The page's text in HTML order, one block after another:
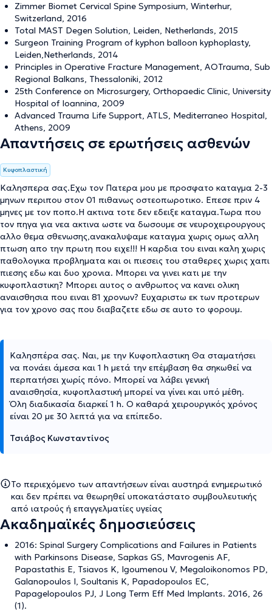
Zimmer Biomet Cervical Spine Symposium, Winterhur,
Switzerland, 2016
Total MAST Degen Solution, Leiden, Netherlands, 2015
Surgeon Training Program of kyphon balloon kyphoplasty,
Leiden,Netherlands, 2014
Principles in Operative Fracture Management, AOTrauma, Sub
Regional Balkans, Thessaloniki, 2012
25th Conference on Microsurgery, Orthopaedic Clinic, University
Hospital of Ioannina, 2009
Advanced Trauma Life Support, ATLS, Mediterraneo Hospital,
Athens, 2009
Απαντήσεις σε ερωτήσεις ασθενών
Κυφοπλαστική
Καλησπερα σας.Εχω τον Πατερα μου με προσφατο καταγμα 2-3
μηνων περιπου στον 01 πιθανως οστεοπωροτικο. Επεσε πριν 4
μηνες με τον ποπο.Η ακτινα τοτε δεν εδειξε καταγμα.Τωρα που
τον πηγα για νεα ακτινα ωστε να δωσουμε σε νευροχειρουργους
αλλο θεμα σθενωσης,ανακαλυψαμε καταγμα χωρις ομως αλλη
πτωση απο την πρωτη που ειχε!!! Η καρδια του ειναι καλη χωρις
παθολογικα προβληματα και οι πιεσεις του σταθερες χωρις χαπι
πιεσης εδω και δυο χρονια. Μπορει να γινει κατι με την
κυφοπλαστικη? Μπορει αυτος ο ανθρωπος να κανει ολικη
αναισθησια που ειναι 81 χρονων? Ευχαριστω εκ των προτερων
για τον χρονο σας που διαβαζετε εδω σε αυτο το φορουμ.
Καλησπέρα σας. Ναι, με την Κυφοπλαστικη Θα σταματήσει
να πονάει άμεσα και 1 h μετά την επέμβαση θα σηκωθεί να
περπατήσει χωρίς πόνο. Μπορεί να λάβει γενική
αναισθησία, κυφοπλαστική μπορεί να γίνει και υπό μέθη.
Όλη διαδικασία διαρκεί 1 h. Ο καθαρά χειρουργικός χρόνος
είναι 20 με 30 λεπτά για να επίπεδο.
Τσιάβος Κωνσταντίνος
Το περιεχόμενο των απαντήσεων είναι αυστηρά ενημερωτικό
και δεν πρέπει να θεωρηθεί υποκατάστατο συμβουλευτικής
από ιατρούς ή επαγγελματίες υγείας
Ακαδημαϊκές δημοσιεύσεις
2016: Spinal Surgery Complications and Failures in Patients
with Parkinsons Disease, Sapkas GS, Mavrogenis AF,
Papastathis E, Tsiavos K, Igoumenou V, Megaloikonomos PD,
Galanopoulos I, Soultanis K, Papadopoulos EC,
Papagelopoulos PJ, J Long Term Eff Med Implants. 2016, 26
(1).